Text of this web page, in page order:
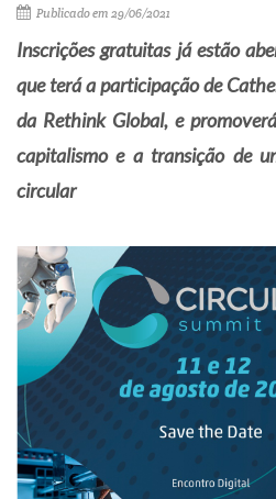
Publicado em 29/06/2021
Inscrições gratuitas já estão
que terá a participação de
da Rethink Global, e
capitalismo e a transição de
circular